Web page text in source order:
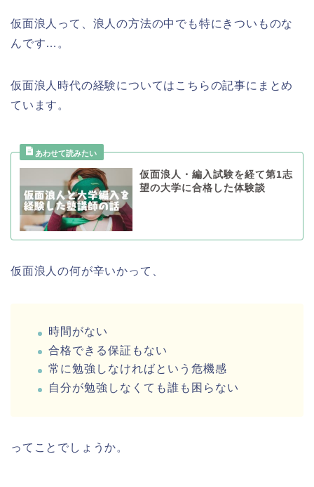
仮面浪人って、浪人の方法の中でも特にきついものな
んです…。
仮面浪人時代の経験についてはこちらの記事にまとめ
ています。
仮面浪人・編入試験を経て第1志
望の大学に合格した体験談
仮面浪人の何が辛いかって、
時間がない
合格できる保証もない
常に勉強しなければという危機感
自分が勉強しなくても誰も困らない
ってことでしょうか。